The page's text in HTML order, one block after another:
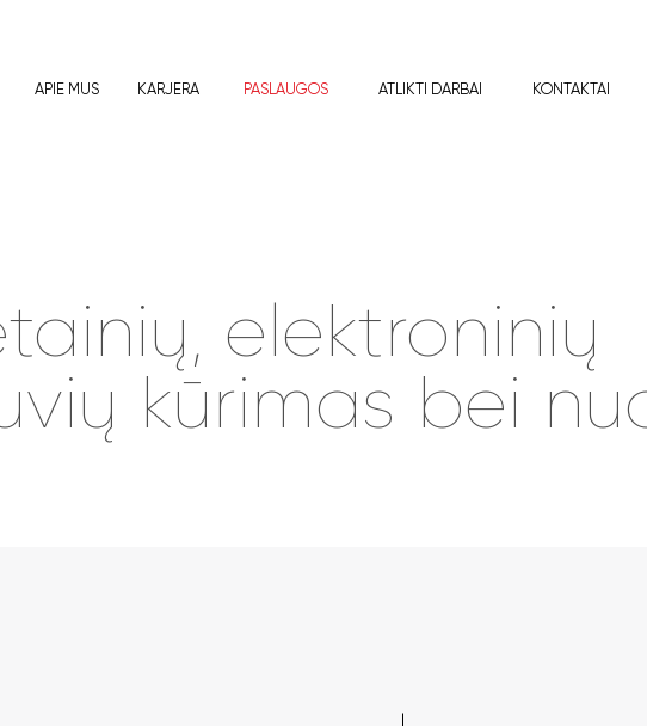
APIE MUS KARJERA PASLAUGOS ATLIKTI DARBAI KONTAKTAI
elektroninių
kūrimas bei